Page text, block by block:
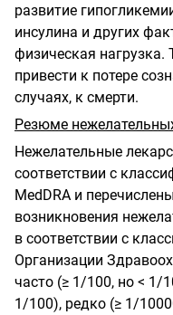
развитие
инсулина и других
физическая
привести к потере
случаях, к смерти.
Резюме
Нежелательные
соответствии с
MedDRA и
возникновения
в соответствии с
Организации
часто (≥ 1/100, но < 1/
1/100), редко (≥ 1/